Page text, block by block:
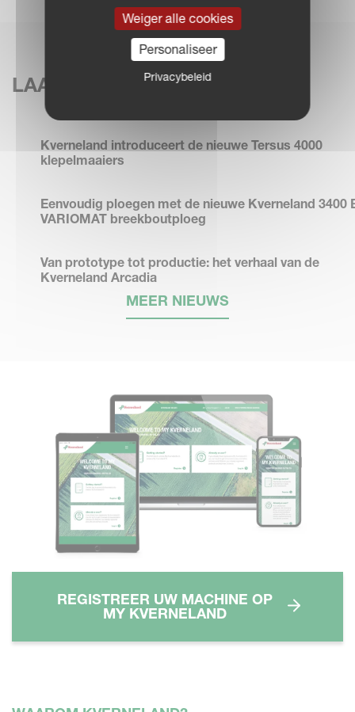
LAATSTE NIEUWS
Kverneland introduceert de nieuwe Tersus 4000
klepelmaaiers
Eenvoudig ploegen met de nieuwe Kverneland 3400
VARIOMAT breekboutploeg
Van prototype tot productie: het verhaal van de
Kverneland Arcadia
MEER NIEUWS
REGISTREER UW MACHINE OP
MY KVERNELAND
Weiger alle cookies
Personaliseer
Privacybeleid